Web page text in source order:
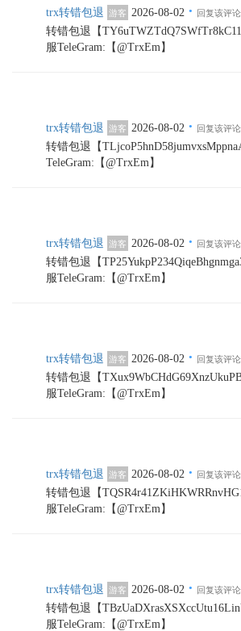
trx转错包退 游客 2026-08-02 · 回复该评论
转错包退【
服TeleGram:【@TrxEm】
trx转错包退 游客 2026-08-02 · 回复该评论
转错包退【
TeleGram:【@TrxEm】
trx转错包退 游客 2026-08-02 · 回复该评论
转错包退【
服TeleGram:【@TrxEm】
trx转错包退 游客 2026-08-02 · 回复该评论
转错包退【
服TeleGram:【@TrxEm】
trx转错包退 游客 2026-08-02 · 回复该评论
转错包退【
服TeleGram:【@TrxEm】
trx转错包退 游客 2026-08-02 · 回复该评论
转错包退【
服TeleGram:【@TrxEm】